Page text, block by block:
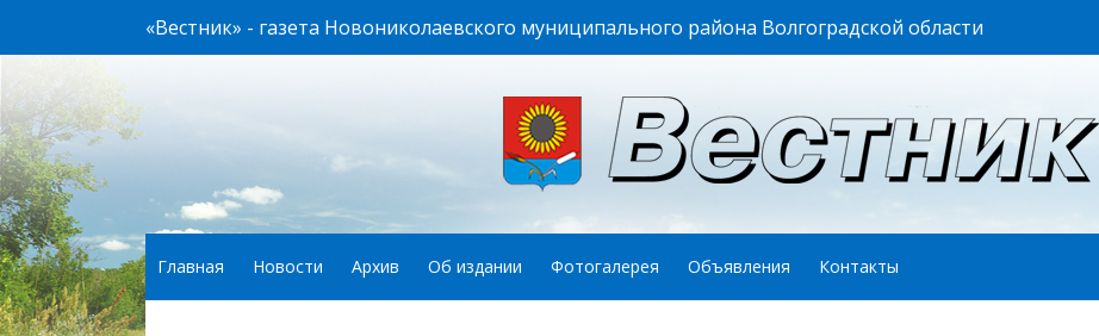
«Вестник» - газета Новониколаевского муниципального района Волгоградской области
Главная Новости Архив Об издании Фотогалерея Объявления Контакты